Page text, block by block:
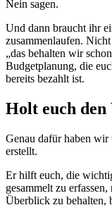
Nein sagen.
Und dann braucht ihr
zusammenlaufen.
„das behalten wir
Budgetplanung, die
bereits bezahlt ist.
Holt euch
Genau dafür haben wir
erstellt.
Er hilft euch, die
gesammelt zu
Überblick zu behalten,